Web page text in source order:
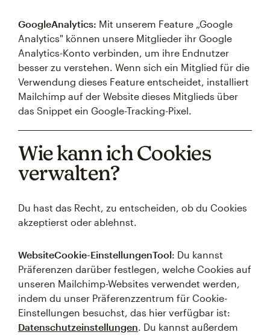
GoogleAnalytics: Mit unserem Feature „Google
Analytics" können unsere Mitglieder ihr Google
Analytics-Konto verbinden, um ihre Endnutzer
besser zu verstehen. Wenn sich ein Mitglied für die
Verwendung dieses Feature entscheidet, installiert
Mailchimp auf der Website dieses Mitglieds über
das Snippet ein Google-Tracking-Pixel.
Wie kann ich Cookies
verwalten?
Du hast das Recht, zu entscheiden, ob du Cookies
akzeptierst oder ablehnst.
WebsiteCookie-EinstellungenTool: Du kannst
Präferenzen darüber festlegen, welche Cookies auf
unseren Mailchimp-Websites verwendet werden,
indem du unser Präferenzzentrum für Cookie-
Einstellungen besuchst, das hier verfügbar ist:
Datenschutzeinstellungen. Du kannst außerdem